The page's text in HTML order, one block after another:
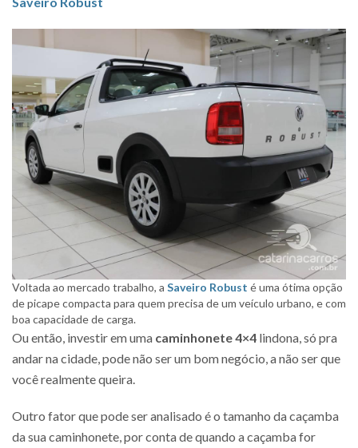
Voltada ao mercado trabalho, a Saveiro Robust é uma ótima opção
de picape compacta para quem precisa de um veículo urbano, e com
boa capacidade de carga.
Ou então, investir em uma caminhonete 4×4 lindona, só pra
andar na cidade, pode não ser um bom negócio, a não ser que
você realmente queira.
Outro fator que pode ser analisado é o tamanho da caçamba
da sua caminhonete, por conta de quando a caçamba for